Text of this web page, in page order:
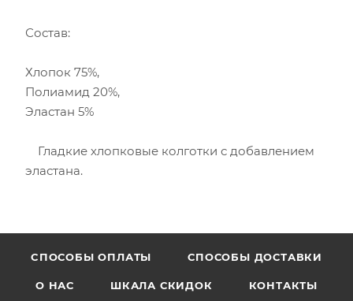
Состав:
Хлопок 75%,
Полиамид 20%,
Эластан 5%
Гладкие хлопковые колготки с добавлением
эластана.
CПОСОБЫ ОПЛАТЫ СПОСОБЫ ДОСТАВКИ
О НАС ШКАЛА СКИДОК КОНТАКТЫ